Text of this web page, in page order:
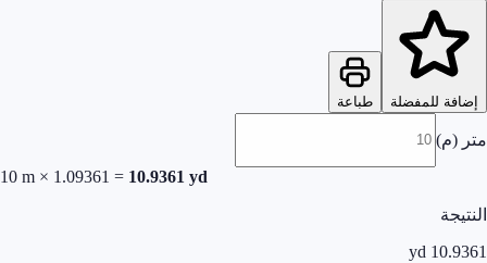
إضافة للمفضلة طباعة
متر (م)
10 m × 1.09361 = 10.9361 yd
النتيجة
10.9361
yd